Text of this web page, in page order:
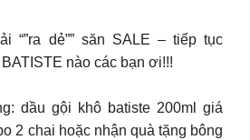
“”ra dẻ”” săn SALE – tiếp tục
nào các bạn ơi!!!
dầu gội khô batiste 200ml giá
2 chai hoặc nhận quà tặng bông